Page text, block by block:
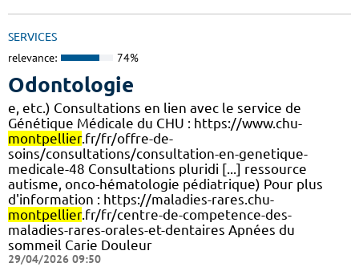
SERVICES
relevance: 74%
Odontologie
e, etc.) Consultations en lien avec le service de
Génétique Médicale du CHU : https://www.chu-
montpellier.fr/fr/offre-de-
soins/consultations/consultation-en-genetique-
medicale-48 Consultations pluridi [...] ressource
autisme, onco-hématologie pédiatrique) Pour plus
d'information : https://maladies-rares.chu-
montpellier.fr/fr/centre-de-competence-des-
maladies-rares-orales-et-dentaires Apnées du
sommeil Carie Douleur
29/04/2026 09:50